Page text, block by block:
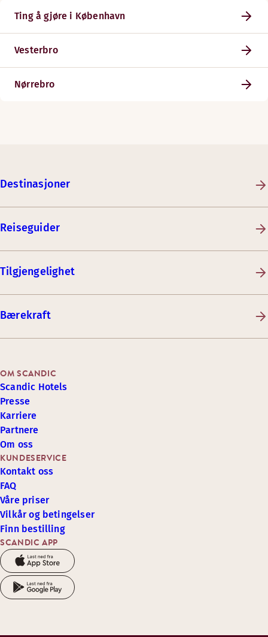
Ting å gjøre i København
Vesterbro
Nørrebro
Destinasjoner
Reiseguider
Tilgjengelighet
Bærekraft
SCANDIC APP
KUNDESERVICE
Kontakt oss
FAQ
Våre priser
Vilkår og betingelser
Finn bestilling
OM SCANDIC
Scandic Hotels
Presse
Karriere
Partnere
Om oss